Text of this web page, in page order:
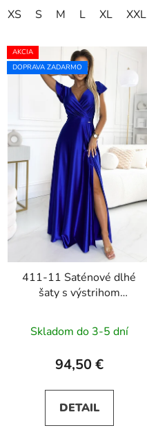
XS S M L XL XXL
AKCIA
DOPRAVA ZADARMO
411-11 Saténové dlhé
šaty s výstrihom
Skladom do 3-5 dní
94,50 €
DETAIL